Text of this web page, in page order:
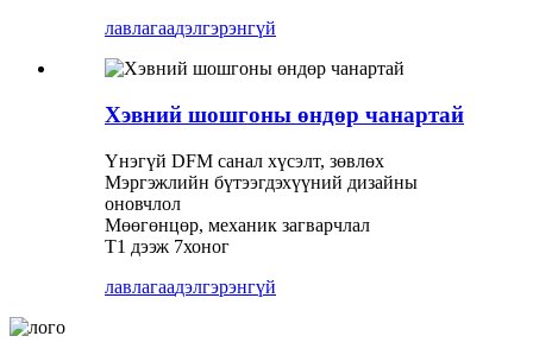
лавлагаадэлгэрэнгүй
Хэвний шошгоны өндөр чанартай
Үнэгүй DFM санал хүсэлт, зөвлөх
Мэргэжлийн бүтээгдэхүүний дизайны
оновчлол
Мөөгөнцөр, механик загварчлал
T1 дээж 7хоног
лавлагаадэлгэрэнгүй